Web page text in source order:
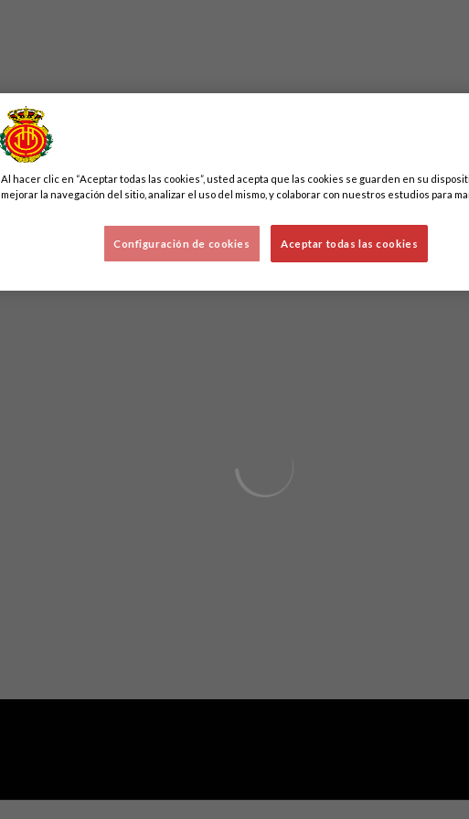
Al hacer clic en “Aceptar todas las cookies”, usted acepta que las cookies se guarden en su
mejorar la navegación del sitio, analizar el uso del mismo, y colaborar con nuestros estudios para
Aceptar todas las cookies
Configuración de cookies